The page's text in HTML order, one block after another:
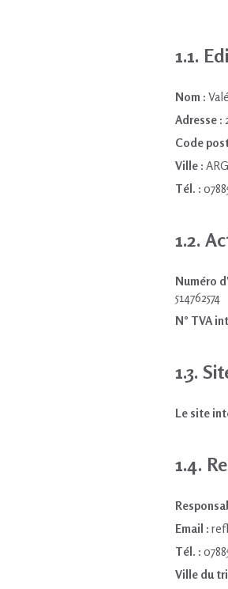
1.1.
Nom :
Adresse :
Code
Ville :
Tél. :
1.2.
Numéro
514762574
N° TVA
1.3.
Le site
1.4.
Email :
Tél. :
Ville du